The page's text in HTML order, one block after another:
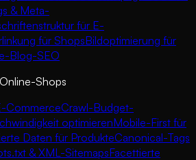
& Meta-
für E-
für ShopsBildoptimierung für
Blog-SEO
Shops
CommerceCrawl-Budget-
optimierenMobile-First für
Daten für ProdukteCanonical-Tags
& XML-SitemapsFacettierte